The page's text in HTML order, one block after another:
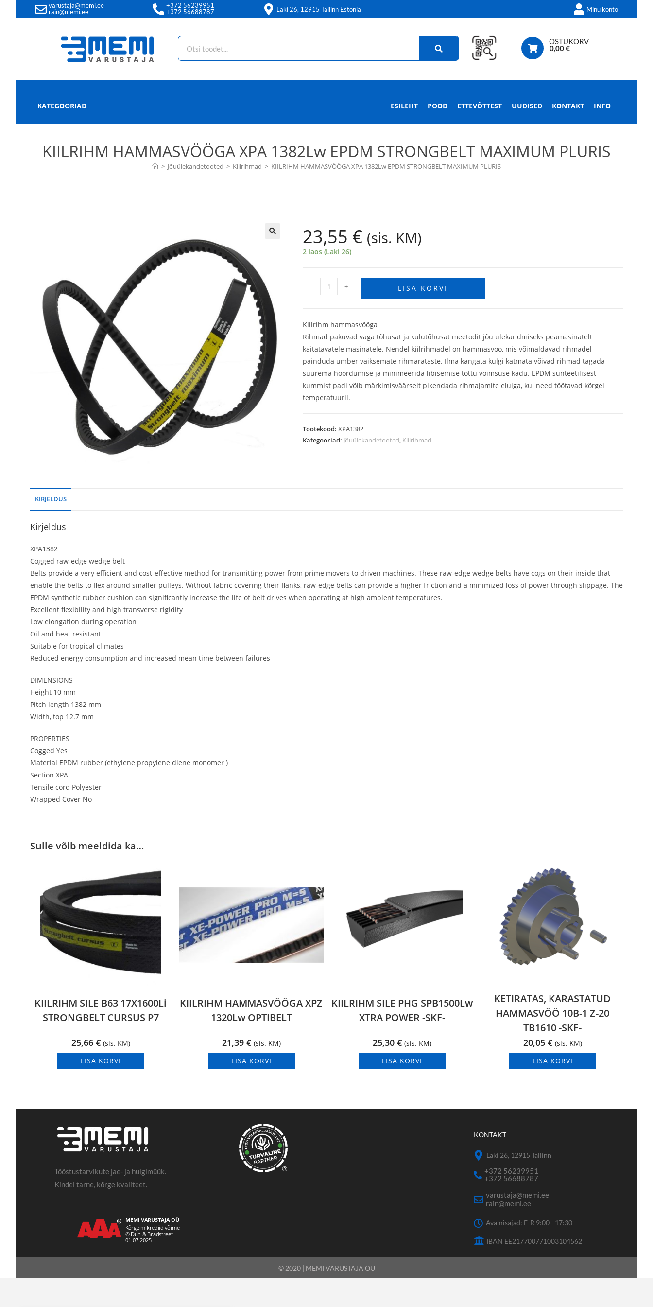
varustaja@memi.ee
rain@memi.ee
+372 56239951
+372 56688787
Laki 26, 12915 Tallinn Estonia Minu konto
OSTUKORV
0,00€
KATEGOORIAD ESILEHT POOD ETTEVÕTTEST UUDISED KONTAKT INFO
KIILRIHM HAMMASVÖÖGA XPA 1382Lw EPDM STRONGBELT MAXIMUM PLURIS
> Jõuülekandetooted > Kiilrihmad > KIILRIHM HAMMASVÖÖGA XPA 1382Lw EPDM STRONGBELT MAXIMUM PLURIS
23,55 € (sis. KM)
2 laos (Laki 26)
- + LISA KORVI
Kiilrihm hammasvööga
Rihmad pakuvad väga tõhusat ja kulutõhusat meetodit jõu ülekandmiseks peamasinatelt
käitatavatele masinatele. Nendel kiilrihmadel on hammasvöö, mis võimaldavad rihmadel
painduda ümber väiksemate rihmarataste. Ilma kangata külgi katmata võivad rihmad tagada
suurema hõõrdumise ja minimeerida libisemise tõttu võimsuse kadu. EPDM sünteetilisest
kummist padi võib märkimisväärselt pikendada rihmajamite eluiga, kui need töötavad kõrgel
temperatuuril.
Tootekood:XPA1382
Kategooriad: Jõuülekandetooted, Kiilrihmad
KIRJELDUS
Kirjeldus
XPA1382
Cogged raw-edge wedge belt
Belts provide a very efficient and cost-effective method for transmitting power from prime movers to driven machines. These raw-edge wedge belts have cogs on their inside that
enable the belts to flex around smaller pulleys. Without fabric covering their flanks, raw-edge belts can provide a higher friction and a minimized loss of power through slippage. The
EPDM synthetic rubber cushion can significantly increase the life of belt drives when operating at high ambient temperatures.
Excellent flexibility and high transverse rigidity
Low elongation during operation
Oil and heat resistant
Suitable for tropical climates
Reduced energy consumption and increased mean time between failures
DIMENSIONS
Height 10 mm
Pitch length 1382 mm
Width, top 12.7 mm
PROPERTIES
Cogged Yes
Material EPDM rubber (ethylene propylene diene monomer )
Section XPA
Tensile cord Polyester
Wrapped Cover No
Sulle võib meeldida ka…
KIILRIHM SILE B63 17X1600Li
STRONGBELT CURSUS P7
25,66 € (sis. KM)
LISA KORVI
KIILRIHM HAMMASVÖÖGA XPZ
1320Lw OPTIBELT
21,39 € (sis. KM)
LISA KORVI
KIILRIHM SILE PHG SPB1500Lw
XTRA POWER -SKF-
25,30 € (sis. KM)
LISA KORVI
KETIRATAS, KARASTATUD
HAMMASVÖÖ 10B-1 Z-20
TB1610 -SKF-
20,05 € (sis. KM)
LISA KORVI
Tööstustarvikute jae- ja hulgimüük.
Kindel tarne, kõrge kvaliteet.
®
KONTAKT
Laki 26, 12915 Tallinn
+372 56239951
+372 56688787
varustaja@memi.ee
rain@memi.ee
Avamisajad: E-R 9:00 - 17:30
IBAN EE217700771003104562
© 2020 | MEMI VARUSTAJA OÜ